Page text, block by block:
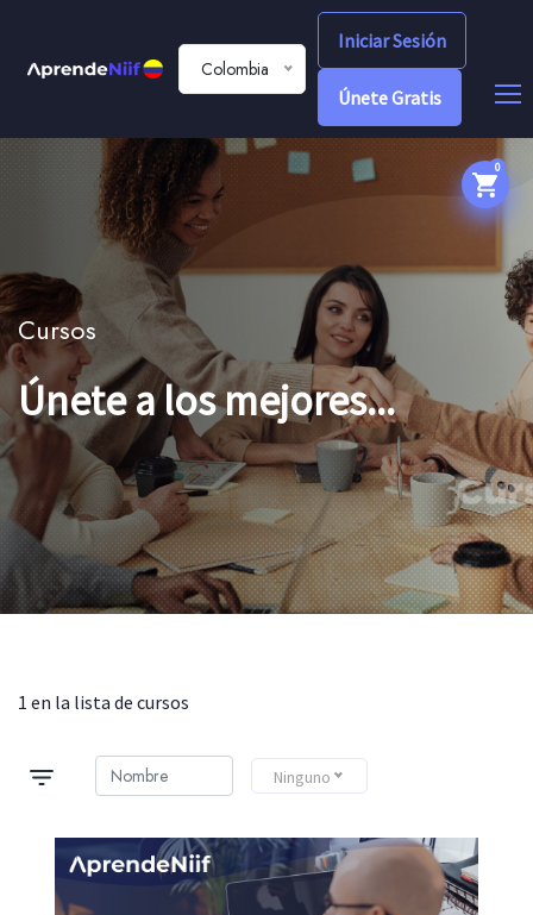
Colombia
Iniciar Sesión
Únete Gratis
0
Cursos
Únete a los mejores...
1 en la lista de cursos
Ninguno